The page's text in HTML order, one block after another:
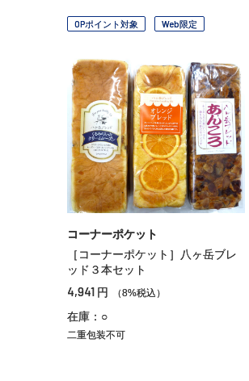
OPポイント対象 Web限定
コーナーポケット
［コーナーポケット］八ヶ岳ブレ
ッド３本セット
4,941 円 （8%税込）
在庫：○
二重包装不可